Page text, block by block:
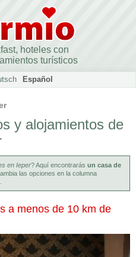
hoteles con
turísticos
Español
y alojamientos de
en Ieper? Aquí encontrarás un casa de
las opciones en la columna
a menos de 10 km de